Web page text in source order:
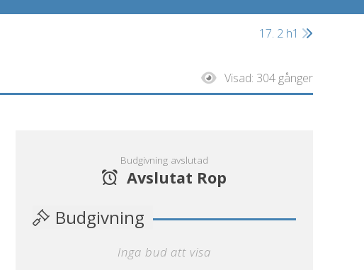
17. 2 h1
Visad: 304 gånger
Budgivning avslutad
Avslutat Rop
Budgivning
Inga bud att visa